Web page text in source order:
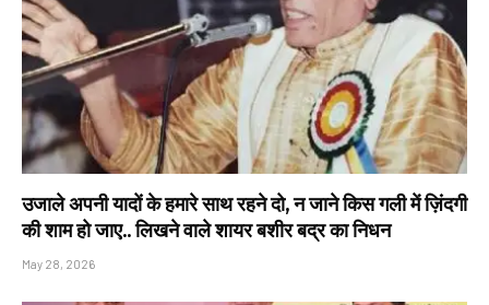
उजाले अपनी यादों के हमारे साथ रहने दो, न जाने किस गली में ज़िंदगी
की शाम हो जाए.. लिखने वाले शायर बशीर बद्र का निधन
May 28, 2026